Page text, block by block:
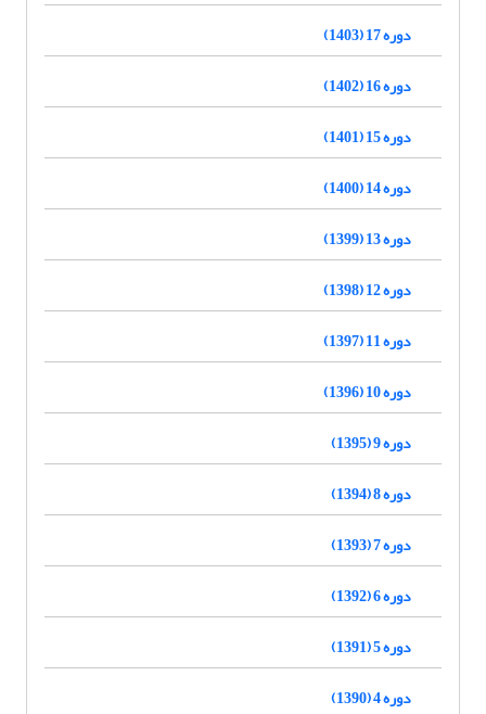
دوره 17 (1403)
دوره 16 (1402)
دوره 15 (1401)
دوره 14 (1400)
دوره 13 (1399)
دوره 12 (1398)
دوره 11 (1397)
دوره 10 (1396)
دوره 9 (1395)
دوره 8 (1394)
دوره 7 (1393)
دوره 6 (1392)
دوره 5 (1391)
دوره 4 (1390)